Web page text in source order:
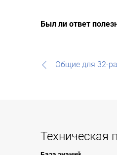
Был ли ответ
Общие для 32-
Техническая